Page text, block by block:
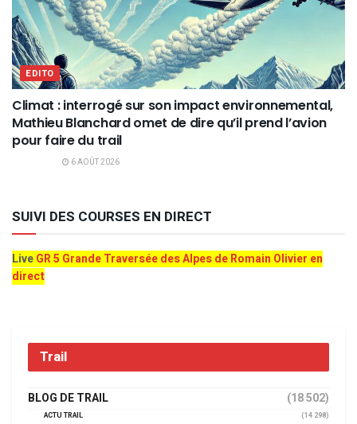
EDITO
Climat : interrogé sur son impact environnemental,
Mathieu Blanchard omet de dire qu’il prend l’avion
pour faire du trail
6 AOÛT 2026
SUIVI DES COURSES EN DIRECT
LiveGR 5 Grande Traversée des Alpes de Romain Olivier en
direct
Trail
BLOG DE TRAIL (18 502)
ACTU TRAIL
(14 298)